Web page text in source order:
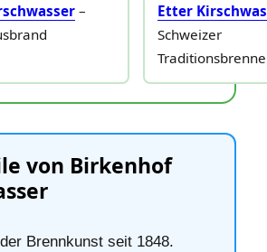
–
Etter
Schweizer
von Birkenhof
Brennkunst seit 1848.